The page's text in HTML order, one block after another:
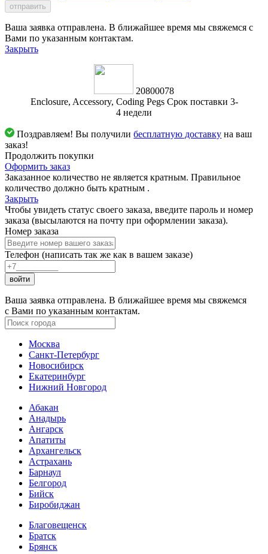
отправить
Ваша заявка отправлена. В ближайшее время мы свяжемся с
Вами по указанным контактам.
Закрыть
20800078
Enclosure, Accessory, Coding Pegs Срок поставки 3-
4 недели
Поздравляем! Вы получилибесплатную доставку на ваш
заказ!
Продолжить покупки
Оформить заказ
Заказанное количество не является кратным. Правильное
количество должно быть кратным .
Закрыть
Чтобы увидеть статус своего заказа, введите пароль и номер
заказа (высылаются на почту при оформлении заказа).
Номер заказа
Телефон (написать так же как в вашем заказе)
войти
Ваша заявка отправлена. В ближайшее время мы свяжемся
с Вами по указанным контактам.
Москва
Санкт-Петербург
Новосибирск
Екатеринбург
Нижний Новгород
Абакан
Анадырь
Ангарск
Апатиты
Архангельск
Астрахань
Барнаул
Белгород
Бийск
Биробиджан
Благовещенск
Братск
Брянск